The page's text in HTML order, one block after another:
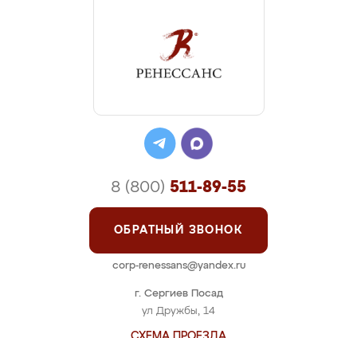
г. Сергиев Посад
ул Дружбы, 14
8 (800) 511-89-55
ОБРАТНЫЙ ЗВОНОК
corp-renessans@yandex.ru